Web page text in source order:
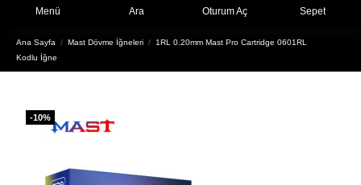
Menü Ara Oturum Aç Sepet
Ana Sayfa Mast Dövme İğneleri
1RL 0.20mm Mast Pro Cartridge 0601RL
Kodlu İğne
-10%